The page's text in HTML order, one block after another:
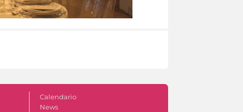
Calendario
News